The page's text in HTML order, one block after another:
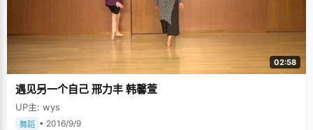
02:58
遇见另一个自己 邢力丰 韩馨萱
UP主: wys
舞蹈 • 2016/9/9